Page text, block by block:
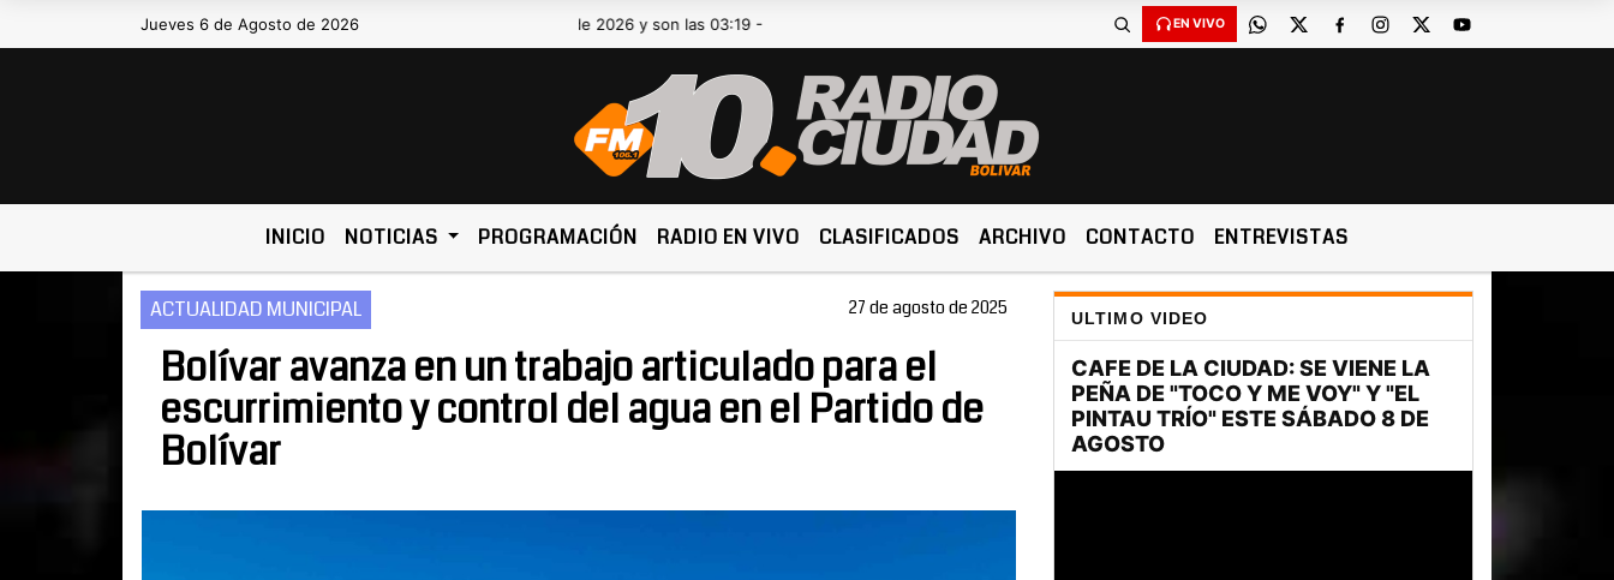
Jueves 6 de Agosto de 2026Hoy es Jueves 6 de Agosto de 2026 y son las 03:19 - EN VIVO
INICIO NOTICIAS PROGRAMACIÓN RADIO EN VIVO CLASIFICADOS ARCHIVO CONTACTO ENTREVISTAS
ACTUALIDAD MUNICIPAL 27 de agosto de 2025
Bolívar avanza en un trabajo articulado para el
escurrimiento y control del agua en el Partido de
Bolívar
ULTIMO VIDEO